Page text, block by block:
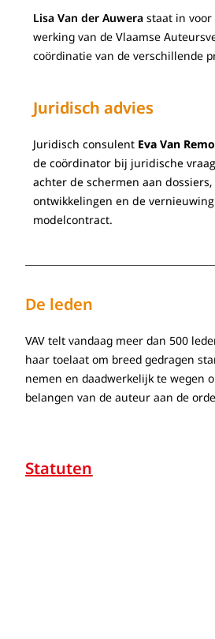
Lisa Van der Auwera staat in voor
werking van de Vlaamse
coördinatie van de verschillende
Juridisch advies
Juridisch consulent Eva Van
de coördinator bij juridische
achter de schermen aan dossiers,
ontwikkelingen en de
modelcontract.
De leden
VAV telt vandaag meer dan 500
haar toelaat om breed gedragen
nemen en daadwerkelijk te wegen
belangen van de auteur aan de
Statuten